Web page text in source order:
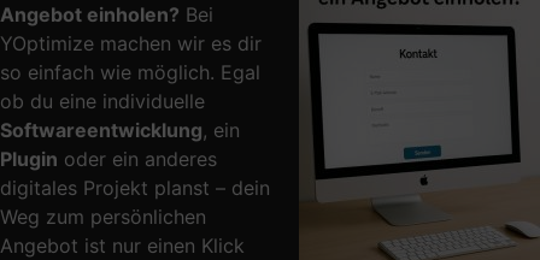
Angebot einholen? Bei
YOptimize machen wir es dir
so einfach wie möglich. Egal
ob du eine individuelle
Softwareentwicklung, ein
Plugin oder ein anderes
digitales Projekt planst – dein
Weg zum persönlichen
Angebot ist nur einen Klick